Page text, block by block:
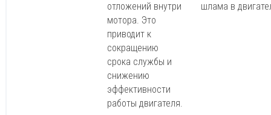
отложений внутри
мотора. Это
приводит к
сокращению
срока службы и
снижению
эффективности
работы двигателя.
шлама в